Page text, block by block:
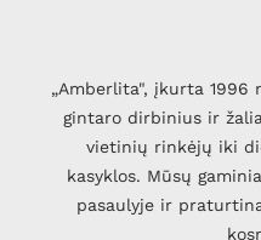
„Amberlita", įkurta 1996
gintaro dirbinius ir
vietinių rinkėjų iki
kasyklos. Mūsų
pasaulyje ir